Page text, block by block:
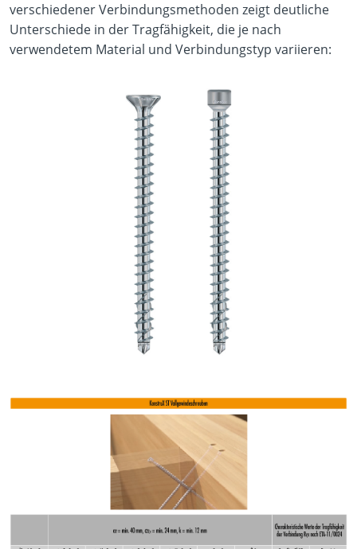
verschiedener Verbindungsmethoden zeigt deutliche
Unterschiede in der Tragfähigkeit, die je nach
verwendetem Material und Verbindungstyp variieren: